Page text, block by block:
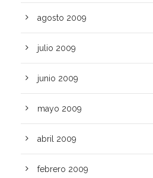
agosto 2009
julio 2009
junio 2009
mayo 2009
abril 2009
febrero 2009